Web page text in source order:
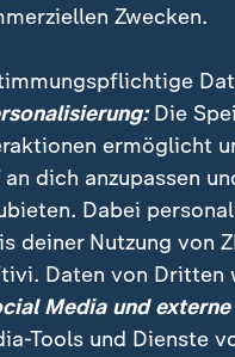
ZDFheute
Zwecken.
Die
ermöglicht
an dich anzupassen
Dabei
deiner Nutzung von
Daten von Dritten
Media und
Tools und Dienste